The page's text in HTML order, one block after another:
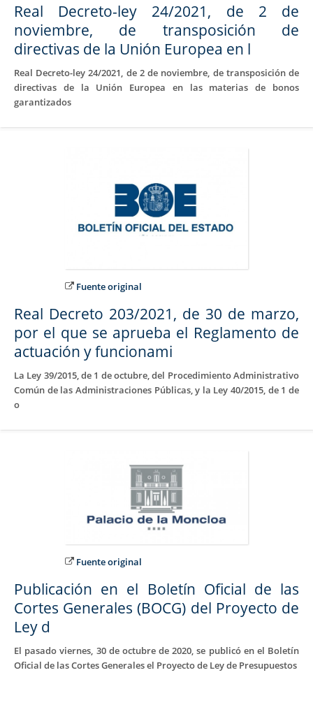
Real Decreto-ley 24/2021, de 2 de
noviembre, de transposición de
directivas de la Unión Europea en l
Real Decreto-ley 24/2021, de 2 de noviembre, de transposición de
directivas de la Unión Europea en las materias de bonos
garantizados
Fuente original
Real Decreto 203/2021, de 30 de marzo,
por el que se aprueba el Reglamento de
actuación y funcionami
La Ley 39/2015, de 1 de octubre, del Procedimiento Administrativo
Común de las Administraciones Públicas, y la Ley 40/2015, de 1 de
o
Fuente original
Publicación en el Boletín Oficial de las
Cortes Generales (BOCG) del Proyecto de
Ley d
El pasado viernes, 30 de octubre de 2020, se publicó en el Boletín
Oficial de las Cortes Generales el Proyecto de Ley de Presupuestos